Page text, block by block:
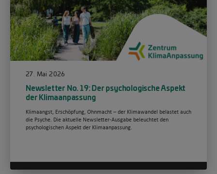
27. Mai 2026
Newsletter No. 19: Der psychologische Aspekt
der Klimaanpassung
Klimaangst, Erschöpfung, Ohnmacht – der Klimawandel belastet auch
die Psyche. Die aktuelle Newsletter-Ausgabe beleuchtet den
psychologischen Aspekt der Klimaanpassung.